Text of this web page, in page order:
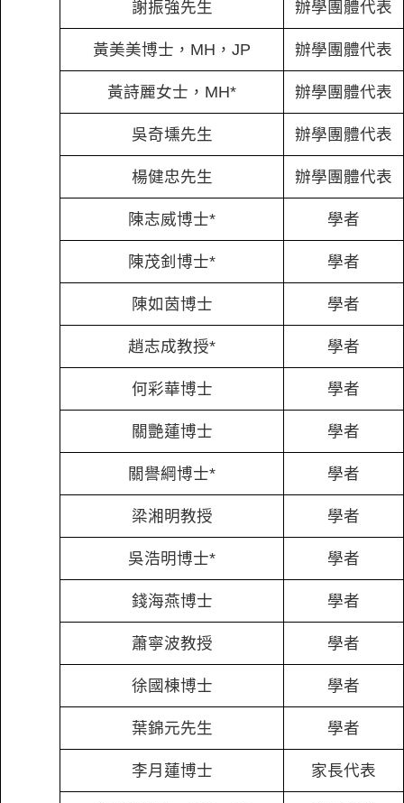
謝振強先生 辦學團體代表
黃美美博士，MH，JP 辦學團體代表
黃詩麗女士，MH* 辦學團體代表
吳奇壎先生 辦學團體代表
楊健忠先生 辦學團體代表
陳志威博士* 學者
陳茂釗博士* 學者
陳如茵博士 學者
趙志成教授* 學者
何彩華博士 學者
關艷蓮博士 學者
關譽綱博士* 學者
梁湘明教授 學者
吳浩明博士* 學者
錢海燕博士 學者
蕭寧波教授 學者
徐國棟博士 學者
葉錦元先生 學者
李月蓮博士 家長代表